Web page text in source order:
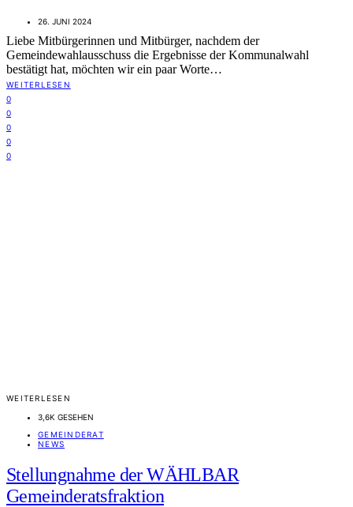
26. JUNI 2024
Liebe Mitbürgerinnen und Mitbürger, nachdem der
Gemeindewahlausschuss die Ergebnisse der Kommunalwahl
bestätigt hat, möchten wir ein paar Worte…
WEITERLESEN
0
0
0
0
0
WEITERLESEN
3,6K GESEHEN
GEMEINDERAT
NEWS
Stellungnahme der WÄHLBAR
Gemeinderatsfraktion